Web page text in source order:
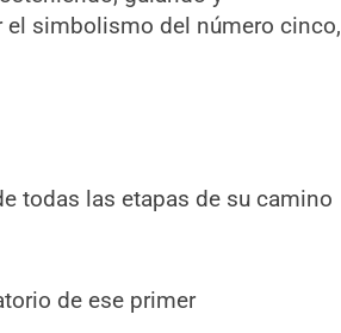
simbolismo del número cinco,
todas las etapas de su camino
de ese primer